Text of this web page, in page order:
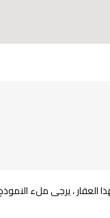
العقار ، يرجى ملء